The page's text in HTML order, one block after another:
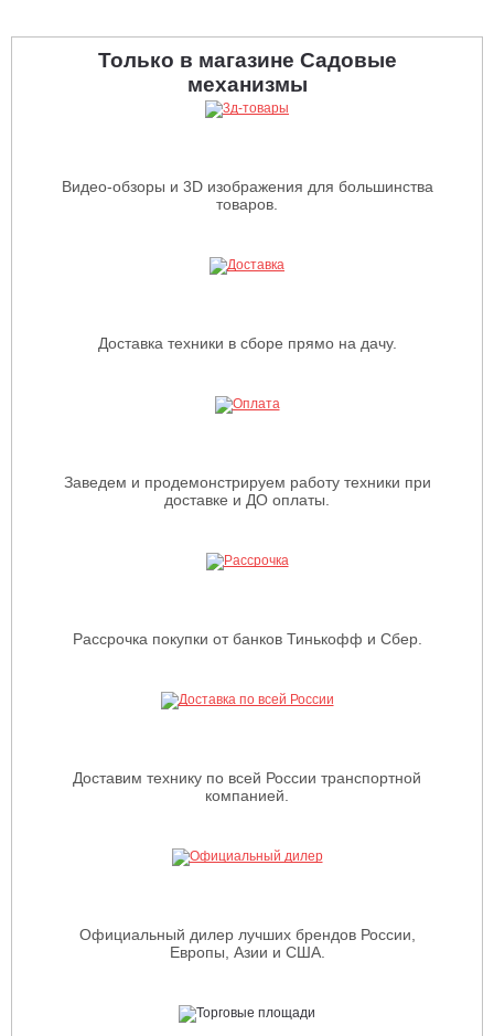
Только в магазине Садовые
механизмы
Видео-обзоры и 3D изображения для большинства
товаров.
Доставка техники в сборе прямо на дачу.
Заведем и продемонстрируем работу техники при
доставке и ДО оплаты.
Рассрочка покупки от банков Тинькофф и Сбер.
Доставим технику по всей России транспортной
компанией.
Официальный дилер лучших брендов России,
Европы, Азии и США.